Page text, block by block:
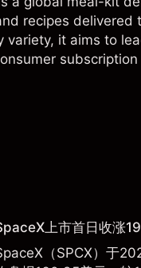
recipes delivered
variety, it aims to
上市首日收涨
（SPCX）于